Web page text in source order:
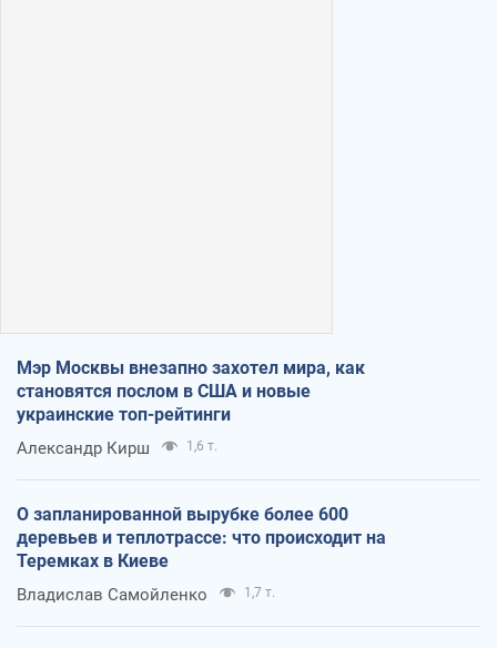
Мэр Москвы внезапно захотел мира, как
становятся послом в США и новые
украинские топ-рейтинги
Александр Кирш 1,6 т.
О запланированной вырубке более 600
деревьев и теплотрассе: что происходит на
Теремках в Киеве
Владислав Самойленко 1,7 т.